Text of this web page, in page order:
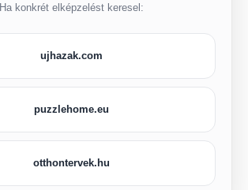
Ha konkrét elképzelést keresel:
ujhazak.com
puzzlehome.eu
otthontervek.hu